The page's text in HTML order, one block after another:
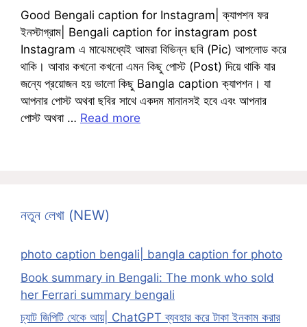
Good Bengali caption for Instagram| ক্যাপশন ফর
ইনস্টাগ্রাম| Bengali caption for instagram post
Instagram এ মাঝেমধ্যেই আমরা বিভিন্ন ছবি (Pic) আপলোড করে
থাকি। আবার কখনো কখনো এমন কিছু পোস্ট (Post) দিয়ে থাকি যার
জন্যে প্রয়োজন হয় ভালো কিছু Bangla caption ক্যাপশন। যা
আপনার পোস্ট অথবা ছবির সাথে একদম মানানসই হবে এবং আপনার
পোস্ট অথবা … Read more
নতুন লেখা (NEW)
photo caption bengali| bangla caption for photo
Book summary in Bengali: The monk who sold
her Ferrari summary bengali
চ্যাট জিপিটি থেকে আয়| ChatGPT ব্যবহার করে টাকা ইনকাম করার